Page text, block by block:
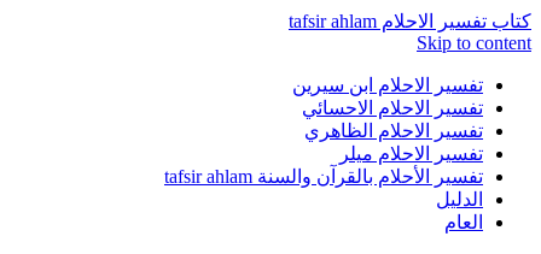
كتاب تفسير الاحلام tafsir ahlam
Skip to content
تفسير الاحلام ابن سيرين
تفسير الاحلام الاحسائي
تفسير الاحلام الظاهري
تفسير الاحلام ميلر
تفسير الأحلام بالقرآن والسنة tafsir ahlam
الدليل
العام